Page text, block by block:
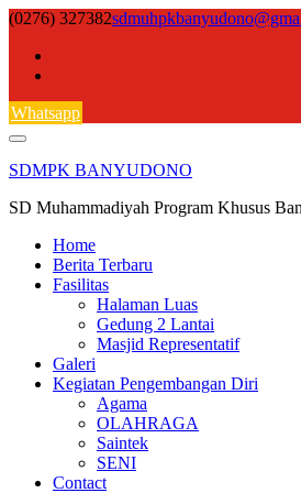
Skip
content
(0276) 327382
Whatsapp
SDMPK BANYUDONO
SD Muhammadiyah Program Khusus
Home
Berita Terbaru
Fasilitas
Halaman Luas
Gedung 2 Lantai
Masjid Representatif
Galeri
Kegiatan Pengembangan Diri
Agama
OLAHRAGA
Saintek
SENI
Contact